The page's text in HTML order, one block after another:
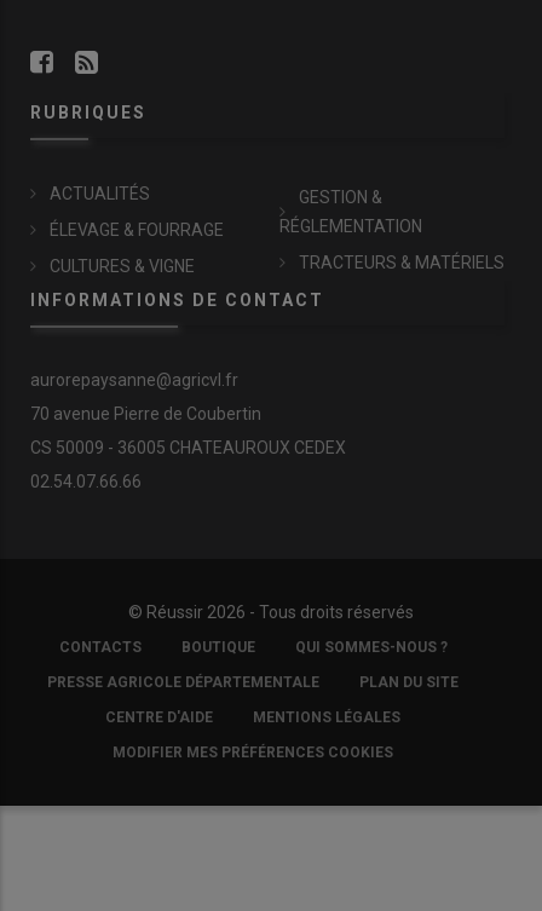
RUBRIQUES
ACTUALITÉS
ÉLEVAGE & FOURRAGE
CULTURES & VIGNE
GESTION &
RÉGLEMENTATION
TRACTEURS & MATÉRIELS
INFORMATIONS DE CONTACT
aurorepaysanne@agricvl.fr
70 avenue Pierre de Coubertin
CS 50009 - 36005 CHATEAUROUX CEDEX
02.54.07.66.66
© Réussir 2026 - Tous droits réservés
FOOTER
COPYRIGHT
CONTACTS BOUTIQUE QUI SOMMES-NOUS ?
PRESSE AGRICOLE DÉPARTEMENTALE PLAN DU SITE
CENTRE D'AIDE MENTIONS LÉGALES
MODIFIER MES PRÉFÉRENCES COOKIES